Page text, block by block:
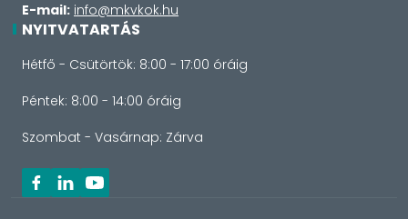
E-mail: info@mkvkok.hu
NYITVATARTÁS
Hétfő - Csütörtök: 8:00 - 17:00 óráig
Péntek: 8:00 - 14:00 óráig
Szombat - Vasárnap: Zárva